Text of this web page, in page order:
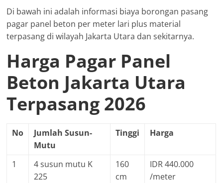
Di bawah ini adalah informasi biaya borongan pasang
pagar panel beton per meter lari plus material
terpasang di wilayah Jakarta Utara dan sekitarnya.
Harga Pagar Panel
Beton Jakarta Utara
Terpasang 2026
No
Jumlah Susun-
Mutu
Tinggi Harga
1
4 susun mutu K
225
160
cm
IDR 440.000
/meter